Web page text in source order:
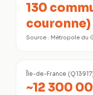
130
couronne)
Source : Métropole du
Île-de-France
~12 300